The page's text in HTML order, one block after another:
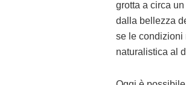
grotta a circa
dalla bellezza
se le condizioni
naturalistica al